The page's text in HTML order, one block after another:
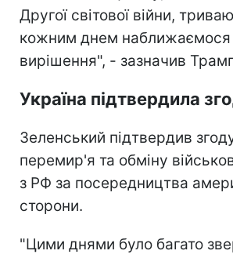
Другої світової війни,
кожним днем
вирішення", - зазначив
Україна підтвердила
Зеленський підтвердив
перемир'я та обміну
з РФ за посередництва
сторони.
"Цими днями було багато